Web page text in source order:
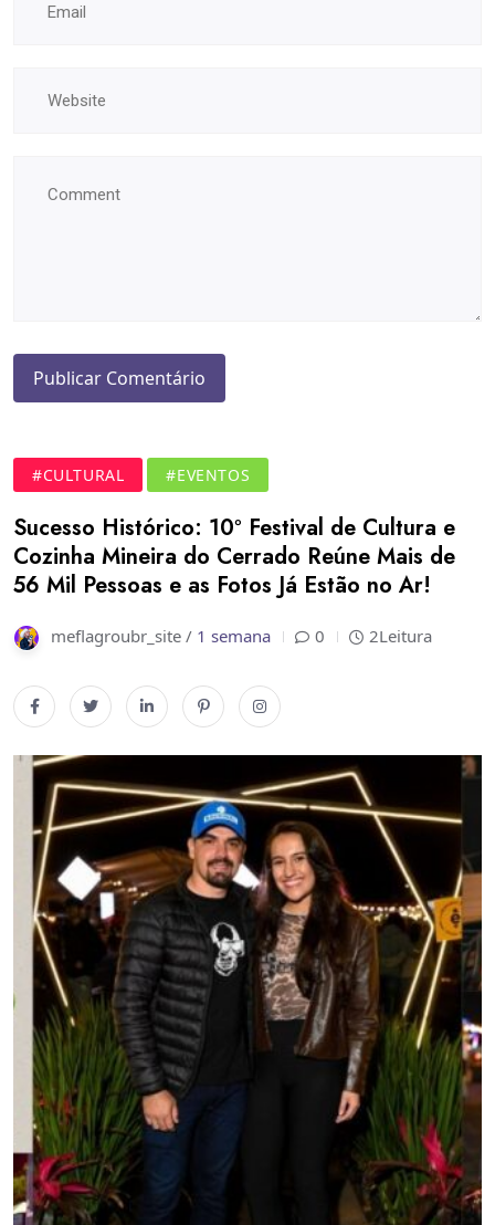
#CULTURAL #EVENTOS
Sucesso Histórico: 10º Festival de Cultura e
Cozinha Mineira do Cerrado Reúne Mais de
56 Mil Pessoas e as Fotos Já Estão no Ar!
meflagroubr_site / 1 semana 0 2Leitura